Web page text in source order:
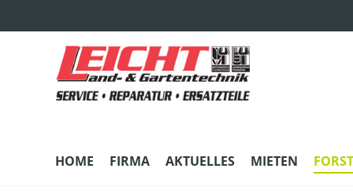
HOME FIRMA AKTUELLES MIETEN FORST